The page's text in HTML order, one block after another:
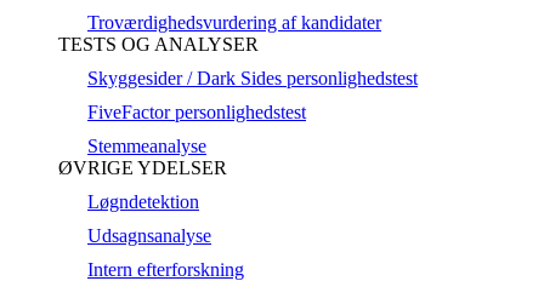
Troværdighedsvurdering af kandidater
TESTS OG ANALYSER
Skyggesider / Dark Sides personlighedstest
FiveFactor personlighedstest
Stemmeanalyse
ØVRIGE YDELSER
Løgndetektion
Udsagnsanalyse
Intern efterforskning